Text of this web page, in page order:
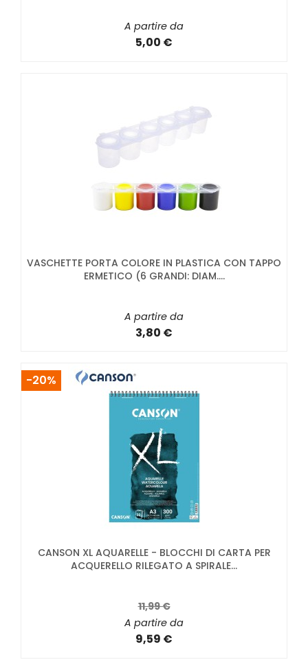
A partire da
5,00 €
VASCHETTE PORTA COLORE IN PLASTICA CON TAPPO
ERMETICO (6 GRANDI: DIAM....
A partire da
3,80 €
CANSON XL AQUARELLE - BLOCCHI DI CARTA PER
ACQUERELLO RILEGATO A SPIRALE...
11,99 €
A partire da
9,59 €
-20%